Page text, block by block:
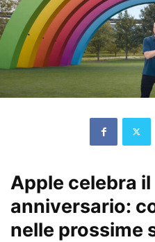
Apple celebra il
anniversario:
nelle prossime